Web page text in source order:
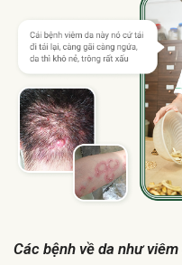
Các bệnh về da như